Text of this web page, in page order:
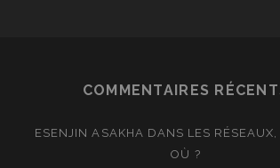
COMMENTAIRES
ESENJIN ASAKHA DANS LES RÉSEAUX,
OÙ ?